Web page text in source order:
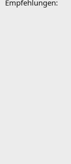
Empfehlungen: